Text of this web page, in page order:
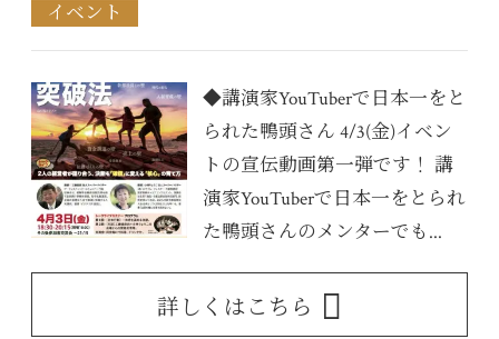
イベント
◆講演家YouTuberで日本一をと
られた鴨頭さん 4/3(金)イベン
トの宣伝動画第一弾です！ 講
演家YouTuberで日本一をとられ
た鴨頭さんのメンターでも...
詳しくはこちら